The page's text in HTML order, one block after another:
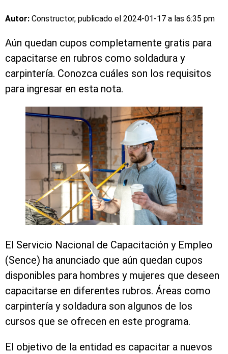
Autor: Constructor, publicado el 2024-01-17 a las 6:35 pm
Aún quedan cupos completamente gratis para
capacitarse en rubros como soldadura y
carpintería. Conozca cuáles son los requisitos
para ingresar en esta nota.
El Servicio Nacional de Capacitación y Empleo
(Sence) ha anunciado que aún quedan cupos
disponibles para hombres y mujeres que deseen
capacitarse en diferentes rubros. Áreas como
carpintería y soldadura son algunos de los
cursos que se ofrecen en este programa.
El objetivo de la entidad es capacitar a nuevos